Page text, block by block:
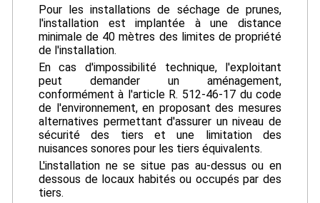
Pour les installations de séchage de prunes,
l'installation est implantée à une distance
minimale de 40 mètres des limites de propriété
de l'installation.
En cas d'impossibilité technique, l'exploitant
peut demander un aménagement,
conformément à l'article R. 512-46-17 du code
de l'environnement, en proposant des mesures
alternatives permettant d'assurer un niveau de
sécurité des tiers et une limitation des
nuisances sonores pour les tiers équivalents.
L'installation ne se situe pas au-dessus ou en
dessous de locaux habités ou occupés par des
tiers.